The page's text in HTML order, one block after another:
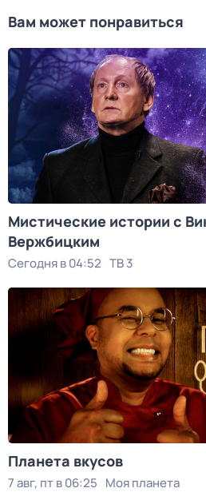
Вам может понравиться
Мистические истории с
Bержбицким
Сегодня в 04:52 ТВ 3
Планета вкусов
7 авг, пт в 06:25 Моя планета